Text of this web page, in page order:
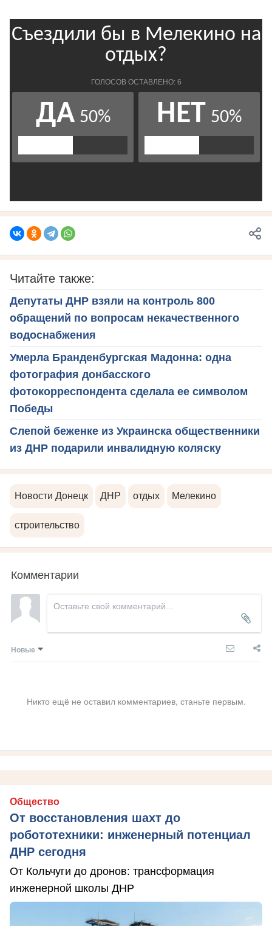
Читайте также:
Депутаты ДНР взяли на контроль 800
обращений по вопросам некачественного
водоснабжения
Умерла Бранденбургская Мадонна: одна
фотография донбасского
фотокорреспондента сделала ее символом
Победы
Слепой беженке из Украинска общественники
из ДНР подарили инвалидную коляску
Новости Донецк ДНР отдых Мелекино
строительство
Комментарии
Новые
Никто ещё не оставил комментариев, станьте первым.
Общество
От восстановления шахт до
робототехники: инженерный потенциал
ДНР сегодня
От Кольчуги до дронов: трансформация
инженерной школы ДНР